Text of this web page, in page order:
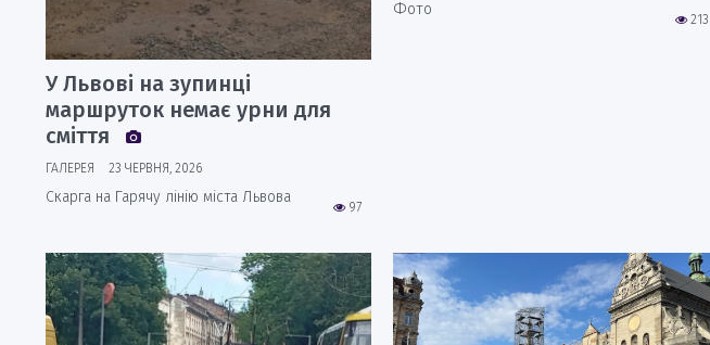
У Львові на зупинці
маршруток немає урни для
сміття
ГАЛЕРЕЯ 23 ЧЕРВНЯ, 2026
97
Скарга на Гарячу лінію міста Львова
213
Фото